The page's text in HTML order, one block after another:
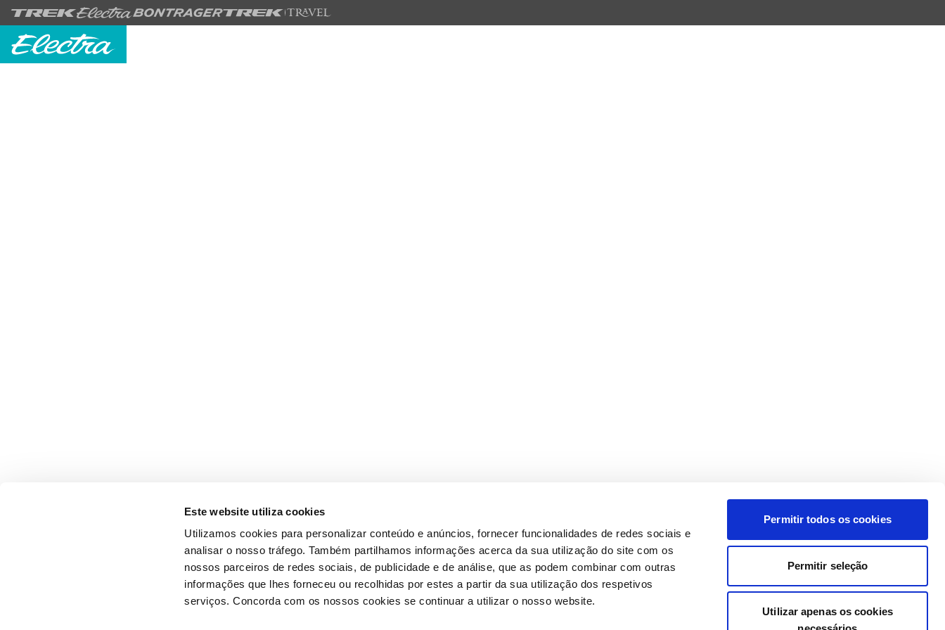
Este website utiliza cookies
Utilizamos cookies para personalizar conteúdo e anúncios, fornecer funcionalidades de redes sociais e
analisar o nosso tráfego. Também partilhamos informações acerca da sua utilização do site com os
nossos parceiros de redes sociais, de publicidade e de análise, que as podem combinar com outras
informações que lhes forneceu ou recolhidas por estes a partir da sua utilização dos respetivos
serviços. Concorda com os nossos cookies se continuar a utilizar o nosso website.
Permitir todos os cookies
Permitir seleção
Utilizar apenas os cookies